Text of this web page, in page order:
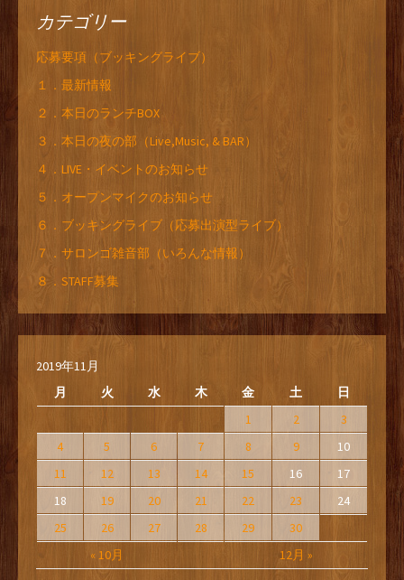
カテゴリー
応募要項（ブッキングライブ）
１．最新情報
２．本日のランチBOX
３．本日の夜の部（Live,Music, & BAR）
４．LIVE・イベントのお知らせ
５．オープンマイクのお知らせ
６．ブッキングライブ（応募出演型ライブ）
７．サロンゴ雑音部（いろんな情報）
８．STAFF募集
2019年11月
月
火 水 木 金 土 日
« 10月 12月 »
1 2
3
4
5 6 7 8 9
10
11
12 13 14 15 16
17
18
19 20 21 22 23
24
25
26 27 28 29 30